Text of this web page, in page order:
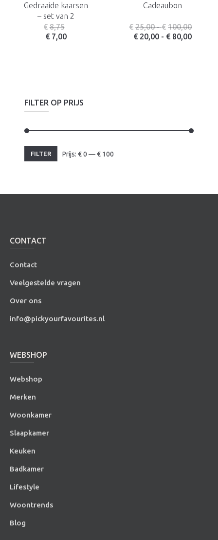
Gedraaide kaarsen
– set van 2
€ 8,75
€ 7,00
Cadeaubon
€ 25,00 - € 100,00
€ 20,00 - € 80,00
FILTER OP PRIJS
Min.
prijs
Max.
prijs
FILTER Prijs: €0 —€ 100
CONTACT
Contact
Veelgestelde vragen
Over ons
info@pickyourfavourites.nl
WEBSHOP
Webshop
Merken
Woonkamer
Slaapkamer
Keuken
Badkamer
Lifestyle
Woontrends
Blog